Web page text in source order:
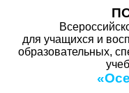
для учащихся и
образовательных,